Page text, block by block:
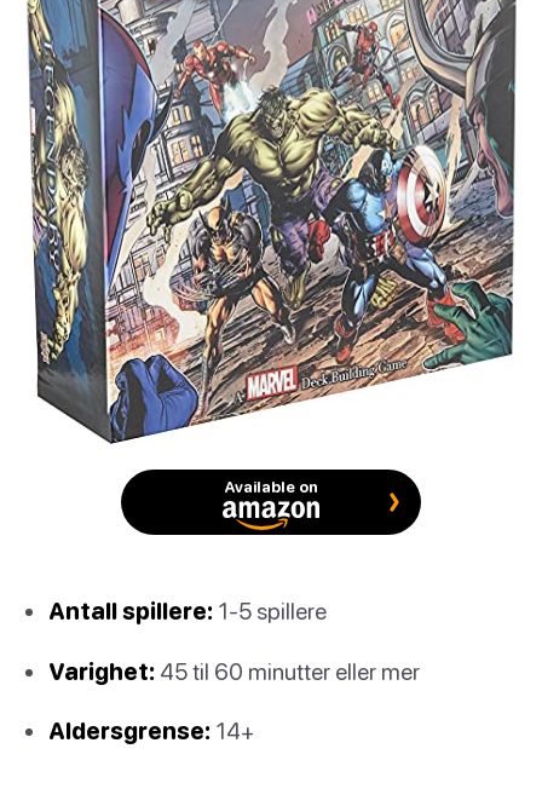
Available on
Antall spillere: 1-5 spillere
Varighet: 45 til 60 minutter eller mer
Aldersgrense: 14+